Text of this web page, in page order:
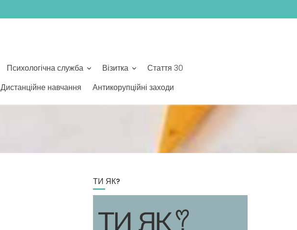
Психологічна служба Візитка
Стаття 30
Дистанційне навчання Антикорупційні заходи
ТИ ЯК?